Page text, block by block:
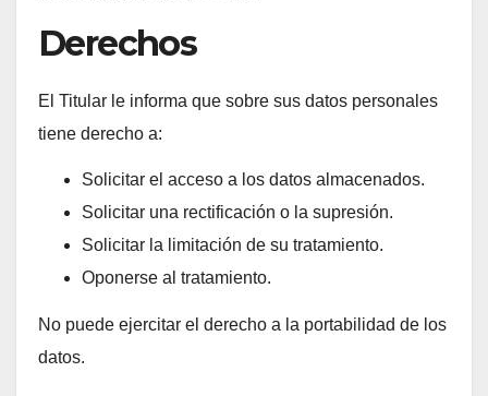
Derechos
El Titular le informa que sobre sus datos personales
tiene derecho a:
Solicitar el acceso a los datos almacenados.
Solicitar una rectificación o la supresión.
Solicitar la limitación de su tratamiento.
Oponerse al tratamiento.
No puede ejercitar el derecho a la portabilidad de los
datos.